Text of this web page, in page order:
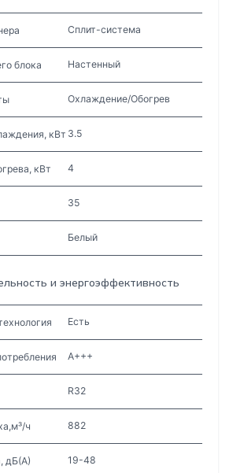
Сплит-система
блока Настенный
Охлаждение/Обогрев
кВт 3.5
кВт 4
35
Белый
и энергоэффективность
Есть
А+++
R32
ч 882
дБ(А) 19-48